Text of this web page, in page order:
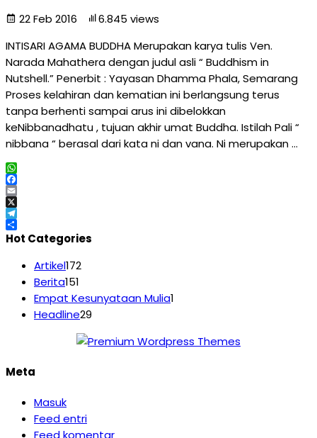
22 Feb 2016
6.845 views
INTISARI AGAMA BUDDHA Merupakan karya tulis Ven.
Narada Mahathera dengan judul asli “ Buddhism in
Nutshell.” Penerbit : Yayasan Dhamma Phala, Semarang
Proses kelahiran dan kematian ini berlangsung terus
tanpa berhenti sampai arus ini dibelokkan
keNibbanadhatu , tujuan akhir umat Buddha. Istilah Pali “
nibbana “ berasal dari kata ni dan vana. Ni merupakan …
WhatsApp
Facebook
Email
X
Telegram
Share
Hot Categories
Artikel172
Berita151
Empat Kesunyataan Mulia1
Headline29
Meta
Masuk
Feed entri
Feed komentar